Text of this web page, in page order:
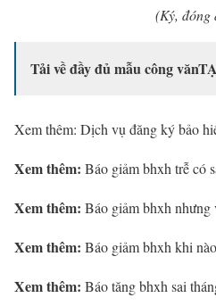
(Ký, đóng dấu và
Tải về đầy đủ mẫu công văn
Xem thêm: Dịch vụ đăng ký bảo
Xem thêm: Báo giảm bhxh trễ có
Xem thêm: Báo giảm bhxh nhưng
Xem thêm: Báo giảm bhxh khi nào
Xem thêm: Báo tăng bhxh sai